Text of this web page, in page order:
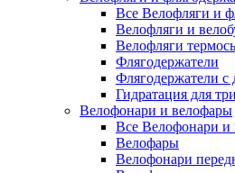
Все Велофляги и
Велофляги и
Велофляги
Флягодержатели
Флягодержатели с
Гидратация для
Велофонари и велофары
Все Велофонари и
Велофары
Велофонари